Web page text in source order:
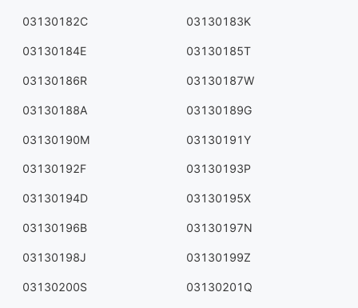
03130182C 03130183K
03130184E 03130185T
03130186R 03130187W
03130188A 03130189G
03130190M 03130191Y
03130192F 03130193P
03130194D 03130195X
03130196B 03130197N
03130198J 03130199Z
03130200S 03130201Q